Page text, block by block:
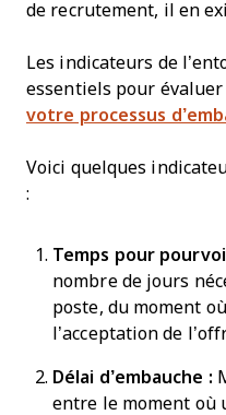
de recrutement, il en
Les indicateurs de
essentiels pour
votre processus
Voici quelques
:
Temps pour
nombre de jours
poste, du moment
l’acceptation de
Délai d’embauche :
entre le moment où